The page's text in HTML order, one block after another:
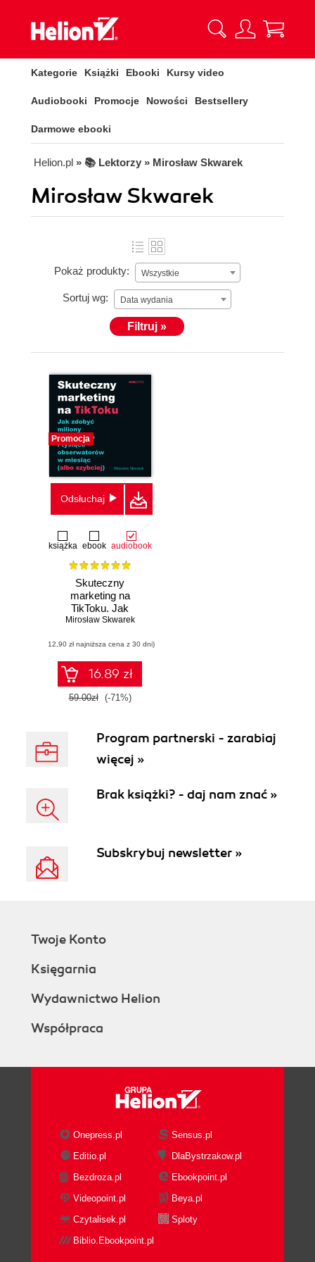
Kategorie Książki Ebooki Kursy video
Audiobooki Promocje Nowości Bestsellery
Darmowe ebooki
Helion.pl » 📚 Lektorzy » Mirosław Skwarek
Mirosław Skwarek
Pokaż produkty: Wszystkie
Sortuj wg: Data wydania
Filtruj »
Promocja
Odsłuchaj
książka ebook audiobook
Skuteczny
marketing na
TikToku. Jak
zdobyć miliony
tysiące
obserwatorów w
miesiąc (albo
szybciej)
Mirosław Skwarek
(12,90 zł najniższa cena z 30 dni)
16.89 zł
59.00zł (-71%)
Program partnerski - zarabiaj
więcej »
Brak książki? - daj nam znać »
Subskrybuj newsletter »
Twoje Konto
Księgarnia
Wydawnictwo Helion
Współpraca
Onepress.pl
Sensus.pl
Editio.pl
DlaBystrzakow.pl
Bezdroza.pl
Ebookpoint.pl
Videopoint.pl
Beya.pl
Czytalisek.pl
Sploty
Biblio.Ebookpoint.pl